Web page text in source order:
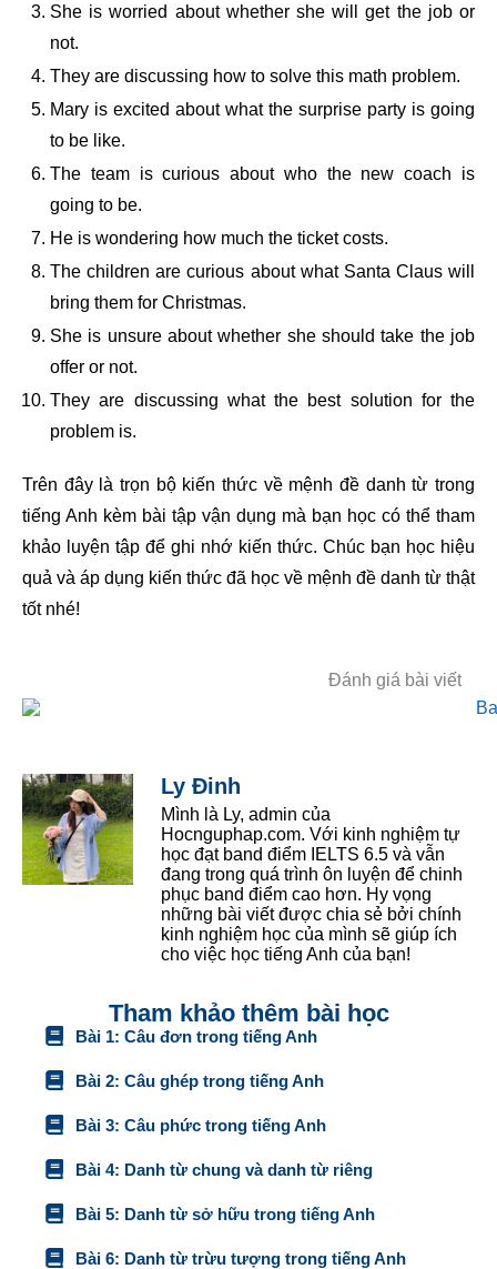
She is worried about whether she will get the job or
not.
They are discussing how to solve this math problem.
Mary is excited about what the surprise party is going
to be like.
The team is curious about who the new coach is
going to be.
He is wondering how much the ticket costs.
The children are curious about what Santa Claus will
bring them for Christmas.
She is unsure about whether she should take the job
offer or not.
They are discussing what the best solution for the
problem is.
Trên đây là trọn bộ kiến thức về mệnh đề danh từ trong
tiếng Anh kèm bài tập vận dụng mà bạn học có thể tham
khảo luyện tập để ghi nhớ kiến thức. Chúc bạn học hiệu
quả và áp dụng kiến thức đã học về mệnh đề danh từ thật
tốt nhé!
Đánh giá bài viết
Ly Đinh
Mình là Ly, admin của
Hocnguphap.com. Với kinh nghiệm tự
học đạt band điểm IELTS 6.5 và vẫn
đang trong quá trình ôn luyện để chinh
phục band điểm cao hơn. Hy vọng
những bài viết được chia sẻ bởi chính
kinh nghiệm học của mình sẽ giúp ích
cho việc học tiếng Anh của bạn!
Tham khảo thêm bài học
Bài 1: Câu đơn trong tiếng Anh
Bài 2: Câu ghép trong tiếng Anh
Bài 3: Câu phức trong tiếng Anh
Bài 4: Danh từ chung và danh từ riêng
Bài 5: Danh từ sở hữu trong tiếng Anh
Bài 6: Danh từ trừu tượng trong tiếng Anh